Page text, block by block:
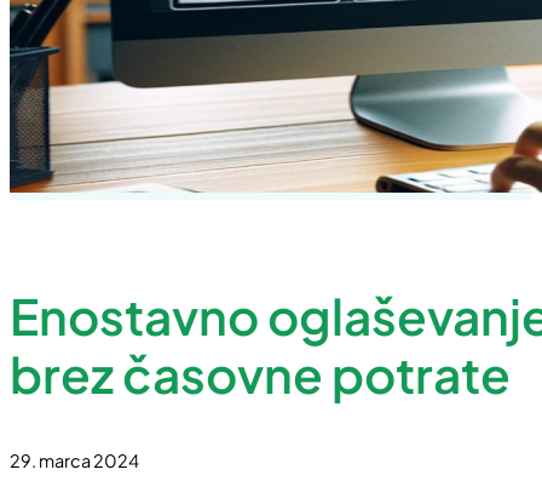
Enostavno
brez časovne potrate
29. marca 2024